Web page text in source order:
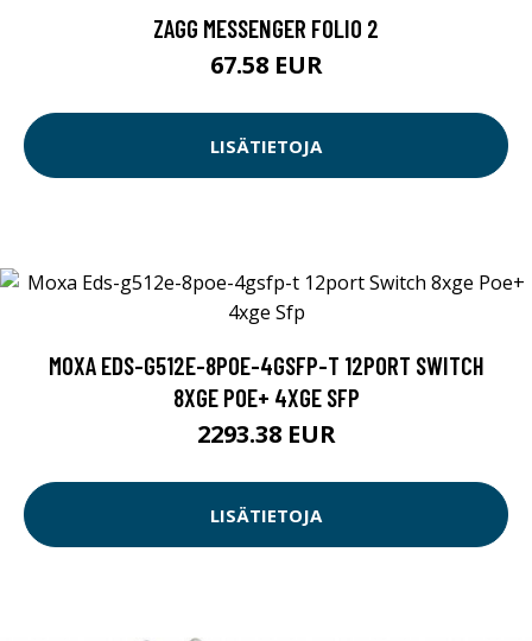
ZAGG MESSENGER FOLIO 2
67.58 EUR
LISÄTIETOJA
MOXA EDS-G512E-8POE-4GSFP-T 12PORT SWITCH
8XGE POE+ 4XGE SFP
2293.38 EUR
LISÄTIETOJA